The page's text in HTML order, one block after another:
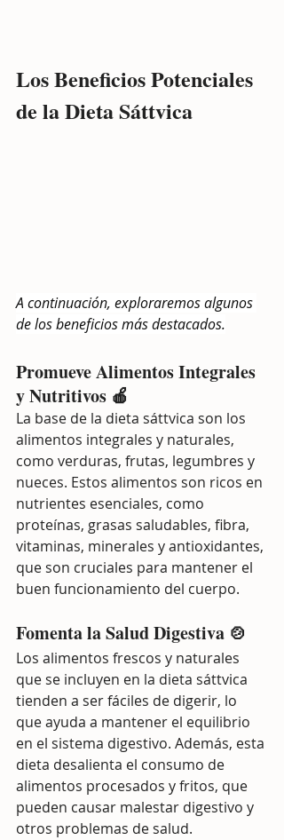
Los Beneficios Potenciales
de la Dieta Sáttvica
A continuación, exploraremos algunos
de los beneficios más destacados.
Promueve Alimentos Integrales
y Nutritivos 🍎
La base de la dieta sáttvica son los
alimentos integrales y naturales,
como verduras, frutas, legumbres y
nueces. Estos alimentos son ricos en
nutrientes esenciales, como
proteínas, grasas saludables, fibra,
vitaminas, minerales y antioxidantes,
que son cruciales para mantener el
buen funcionamiento del cuerpo.
Fomenta la Salud Digestiva 🍲
Los alimentos frescos y naturales
que se incluyen en la dieta sáttvica
tienden a ser fáciles de digerir, lo
que ayuda a mantener el equilibrio
en el sistema digestivo. Además, esta
dieta desalienta el consumo de
alimentos procesados y fritos, que
pueden causar malestar digestivo y
otros problemas de salud.